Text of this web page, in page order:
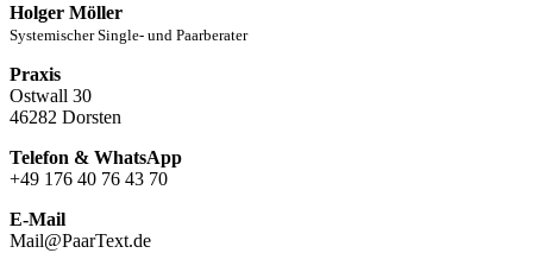
Holger Möller
Systemischer Single- und Paarberater
Praxis
Ostwall 30
46282 Dorsten
Telefon & WhatsApp
+49 176 40 76 43 70
E-Mail
Mail@PaarText.de